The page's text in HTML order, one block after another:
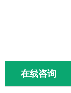
在线咨询